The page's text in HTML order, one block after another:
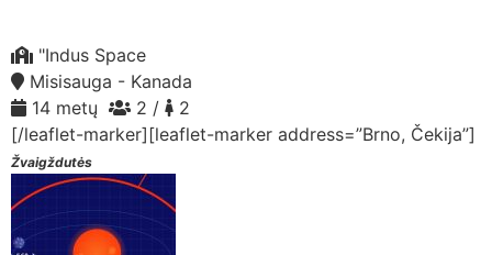
"Indus Space
Misisauga - Kanada
14 metų
2 /
2
[/leaflet-marker][leaflet-marker address=”Brno, Čekija”]
Žvaigždutės